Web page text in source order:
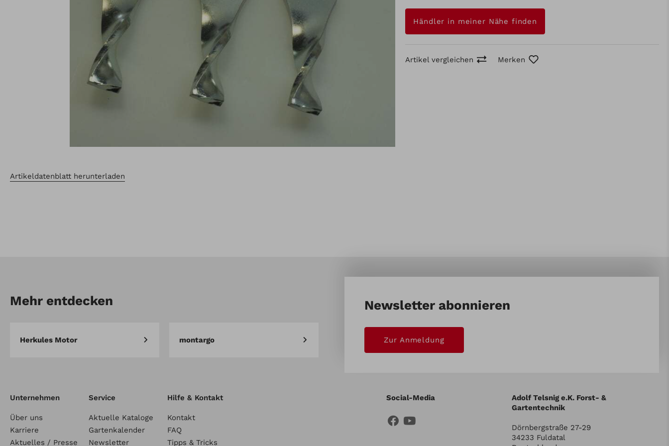
Artikeldatenblatt herunterladen
Händler in meiner Nähe finden
Artikel vergleichen Merken
Mehr entdecken
Herkules Motor montargo
Newsletter abonnieren
Zur Anmeldung
Unternehmen
Über uns
Karriere
Aktuelles / Presse
Service
Aktuelle Kataloge
Gartenkalender
Newsletter
Hilfe & Kontakt
Kontakt
FAQ
Tipps & Tricks
Social-Media
Adolf Telsnig e.K. Forst- &
Gartentechnik
Dörnbergstraße 27-29
34233 Fuldatal